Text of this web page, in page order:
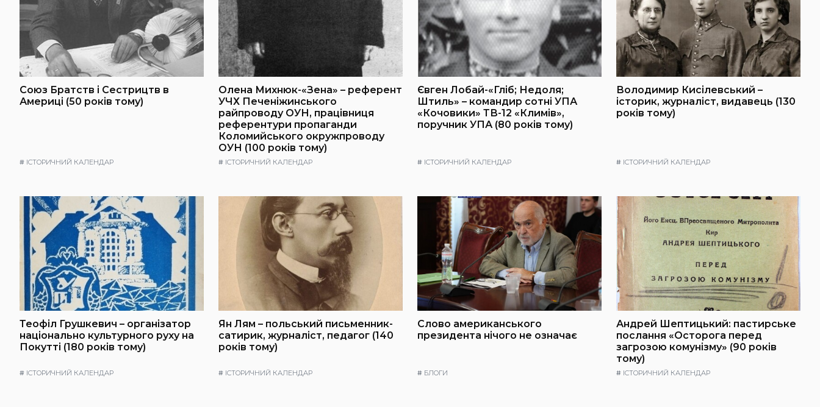
Союз Братств і Сестрицтв в
Америці (50 років тому)
# ІСТОРИЧНИЙ КАЛЕНДАР
Олена Михнюк-«Зена» – референт
УЧХ Печеніжинського
райпроводу ОУН, працівниця
референтури пропаганди
Коломийського окружпроводу
ОУН (100 років тому)
# ІСТОРИЧНИЙ КАЛЕНДАР
Євген Лобай-«Гліб; Недоля;
Штиль» – командир сотні УПА
«Кочовики» ТВ-12 «Климів»,
поручник УПА (80 років тому)
# ІСТОРИЧНИЙ КАЛЕНДАР
Володимир Кисілевський –
історик, журналіст, видавець (130
років тому)
# ІСТОРИЧНИЙ КАЛЕНДАР
Теофіл Грушкевич – організатор
національно культурного руху на
Покутті (180 років тому)
# ІСТОРИЧНИЙ КАЛЕНДАР
Ян Лям – польський письменник-
сатирик, журналіст, педагог (140
років тому)
# ІСТОРИЧНИЙ КАЛЕНДАР
Слово американського
президента нічого не означає
# БЛОГИ
Андрей Шептицький: пастирське
послання «Осторога перед
загрозою комунізму» (90 років
тому)
# ІСТОРИЧНИЙ КАЛЕНДАР